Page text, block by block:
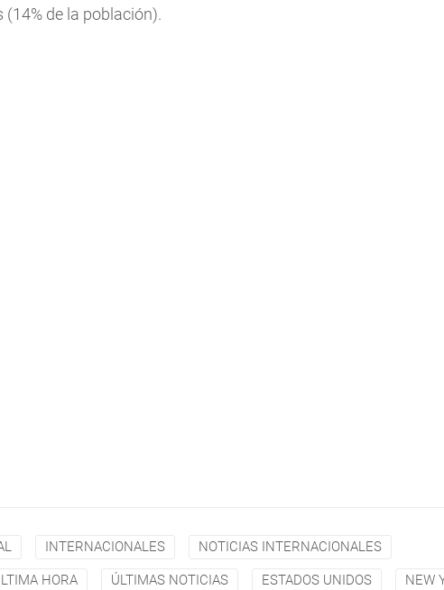
de la población).
INTERNACIONALES NOTICIAS INTERNACIONALES
HORA ÚLTIMAS NOTICIAS ESTADOS UNIDOS NEW